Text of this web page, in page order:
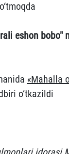
eshon
«Mahalla
o‘tkazildi